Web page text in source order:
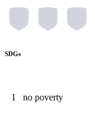
SDGs
1
no poverty